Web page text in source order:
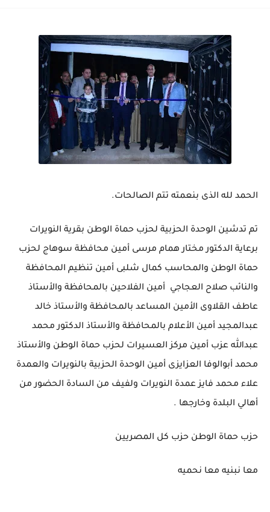
الحمد لله الذى بنعمته تتم الصالحات.
تم تدشين الوحدة الحزبية لحزب حماة الوطن بقرية النويرات
برعاية الدكتور مختار همام مرسى أمين محافظة سوهاج لحزب
حماة الوطن والمحاسب كمال شلبى أمين تنظيم المحافظة
والنائب صلاح العجاجي أمين الفلاحين بالمحافظة والأستاذ
عاطف القلاوى الأمين المساعد بالمحافظة والأستاذ خالد
عبدالمجيد أمين الأعلام بالمحافظة والأستاذ الدكتور محمد
عبدالله عزب أمين مركز العسيرات لحزب حماة الوطن والأستاذ
محمد أبوالوفا العزايزى أمين الوحدة الحزبية بالنويرات والعمدة
علاء محمد فايز عمدة النويرات ولفيف من السادة الحضور من
أهالي البلدة وخارجها .
حزب حماة الوطن حزب كل المصريين
معا نبنيه معا نحميه